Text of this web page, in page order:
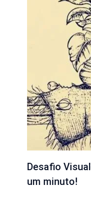
Desafio
um minuto!